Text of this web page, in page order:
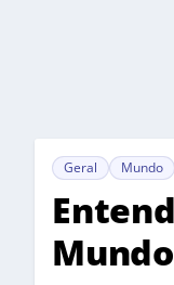
Geral Mundo
Mundo